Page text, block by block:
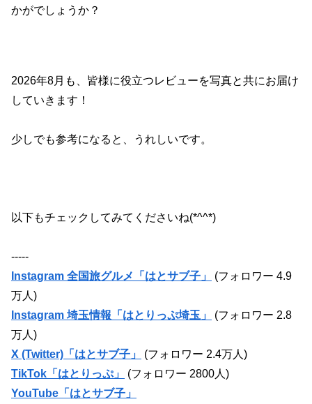
かがでしょうか？
2026年8月も、皆様に役立つレビューを写真と共にお届け
していきます！
少しでも参考になると、うれしいです。
以下もチェックしてみてくださいね(*^^*)
-----
Instagram 全国旅グルメ「はとサブ子」
(フォロワー 4.9
万人)
Instagram 埼玉情報「はとりっぷ埼玉」
(フォロワー 2.8
万人)
X (Twitter)「はとサブ子」
(フォロワー 2.4万人)
TikTok「はとりっぷ」
(フォロワー 2800人)
YouTube「はとサブ子」